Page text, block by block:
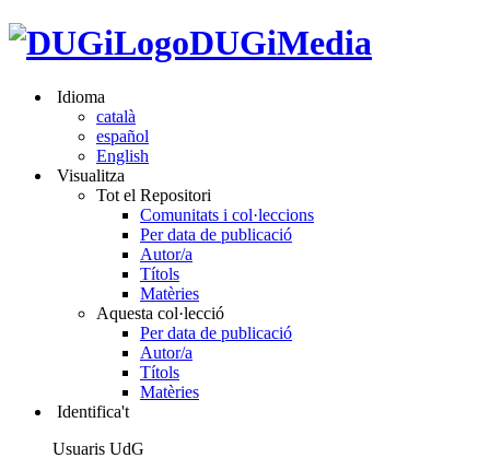
DUGiMedia
Idioma
català
español
English
Visualitza
Tot el Repositori
Comunitats i col·leccions
Per data de publicació
Autor/a
Títols
Matèries
Aquesta col·lecció
Per data de publicació
Autor/a
Títols
Matèries
Identifica't
Usuaris UdG